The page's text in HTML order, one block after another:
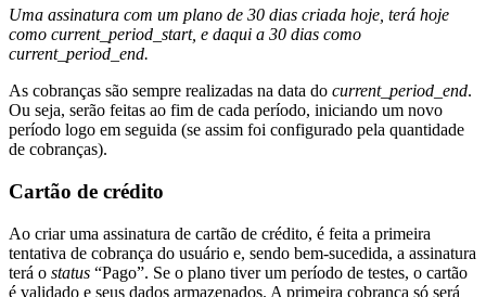
Uma assinatura com um plano de 30 dias criada hoje, terá hoje
como current_period_start, e daqui a 30 dias como
current_period_end.
As cobranças são sempre realizadas na data do current_period_end.
Ou seja, serão feitas ao fim de cada período, iniciando um novo
período logo em seguida (se assim foi configurado pela quantidade
de cobranças).
Cartão de crédito
Ao criar uma assinatura de cartão de crédito, é feita a primeira
tentativa de cobrança do usuário e, sendo bem-sucedida, a assinatura
terá o status “Pago”. Se o plano tiver um período de testes, o cartão
é validado e seus dados armazenados. A primeira cobrança só será